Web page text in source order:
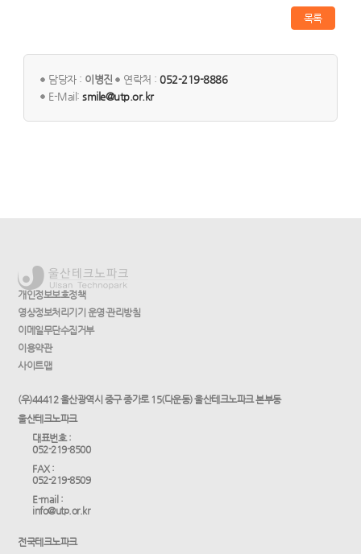
목록
담당자 : 이병진 연락처 :052-219-8886
E-Mail:smile@utp.or.kr
개인정보보호정책
영상정보처리기기 운영·관리방침
이메일무단수집거부
이용약관
사이트맵
(우)44412 울산광역시 중구 종가로 15(다운동) 울산테크노파크 본부동
울산테크노파크
대표번호 :
052-219-8500
FAX :
052-219-8509
E-mail :
info@utp.or.kr
전국테크노파크